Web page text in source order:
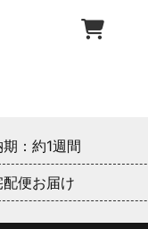
期：約1週間
配便お届け